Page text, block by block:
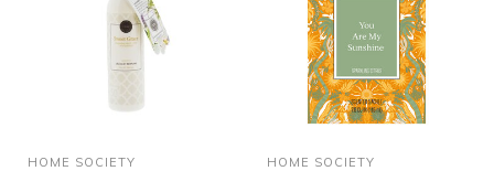
HOME SOCIETY HOME SOCIETY